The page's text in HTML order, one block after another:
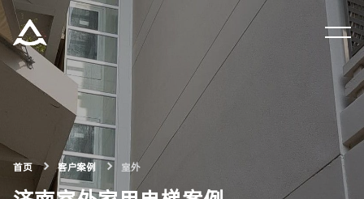
集团资讯
产品中心
解决方案
首页 客户案例 室外